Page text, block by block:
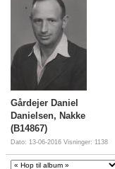
Gårdejer Daniel
Danielsen, Nakke
(B14867)
Dato: 13-06-2016 Visninger: 1138